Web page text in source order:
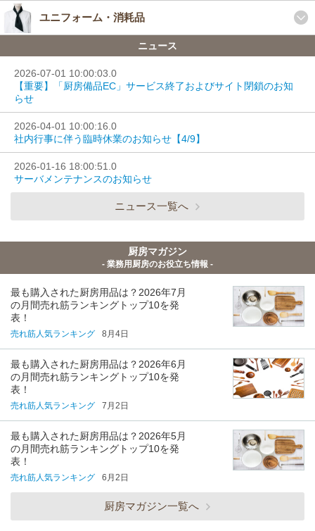
ユニフォーム・消耗品
ニュース
2026-07-01 10:00:03.0
【重要】「厨房備品EC」サービス終了およびサイト閉鎖のお知
らせ
2026-04-01 10:00:16.0
社内行事に伴う臨時休業のお知らせ【4/9】
2026-01-16 18:00:51.0
サーバメンテナンスのお知らせ
ニュース一覧へ
厨房マガジン
- 業務用厨房のお役立ち情報 -
最も購入された厨房用品は？2026年7月
の月間売れ筋ランキングトップ10を発
表！
売れ筋人気ランキング 8月4日
最も購入された厨房用品は？2026年6月
の月間売れ筋ランキングトップ10を発
表！
売れ筋人気ランキング 7月2日
最も購入された厨房用品は？2026年5月
の月間売れ筋ランキングトップ10を発
表！
売れ筋人気ランキング 6月2日
厨房マガジン一覧へ